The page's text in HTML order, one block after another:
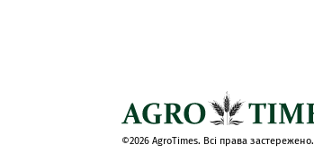
©2026 AgroTimes. Всі права застережено.